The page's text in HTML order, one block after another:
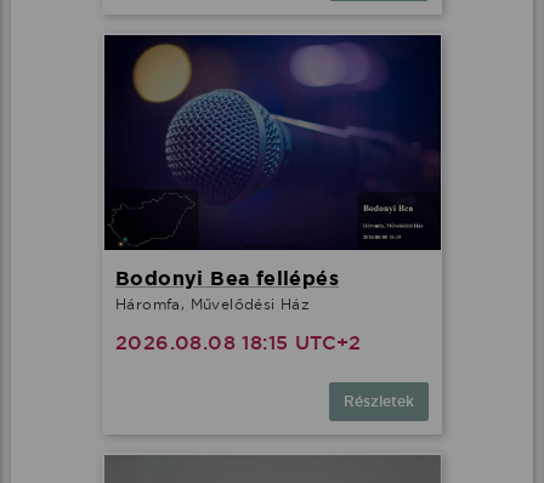
Bodonyi Bea fellépés
Háromfa, Művelődési Ház
2026.08.08 18:15 UTC+2
Részletek